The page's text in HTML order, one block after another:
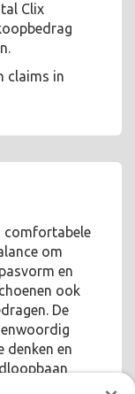
Clix
claims in
comfortabele
om
en
ook
De
denken en